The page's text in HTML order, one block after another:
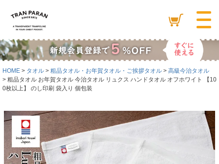
HOME タオル 粗品タオル・お年賀タオル・ご挨拶タオル
高級今治タオル
粗品タオル お年賀タオル 今治タオル リュクス ハンドタオル オフホワイト 【10
0枚以上】 のし印刷 袋入り 個包装